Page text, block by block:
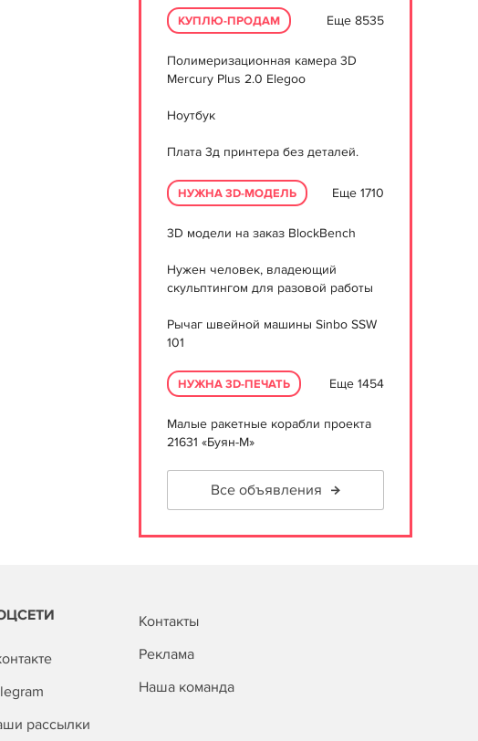
КУПЛЮ-ПРОДАМ Еще 8535
Полимеризационная камера 3D
Mercury Plus 2.0 Elegoo
Ноутбук
Плата 3д принтера без деталей.
НУЖНА 3D-МОДЕЛЬ Еще 1710
3D модели на заказ BlockBench
Нужен человек, владеющий
скульптингом для разовой работы
Рычаг швейной машины Sinbo SSW
101
НУЖНА 3D-ПЕЧАТЬ Еще 1454
Малые ракетные корабли проекта
21631 «Буян-М»
Все объявления
рассылки
Контакты
Реклама
Наша команда